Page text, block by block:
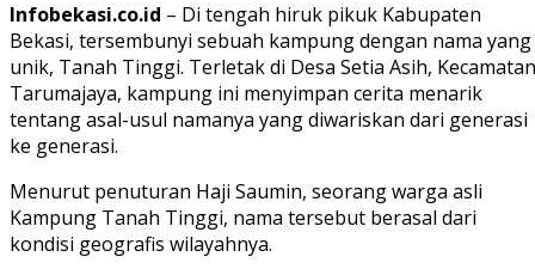
Infobekasi.co.id – Di tengah hiruk pikuk Kabupaten
Bekasi, tersembunyi sebuah kampung dengan nama yang
unik, Tanah Tinggi. Terletak di Desa Setia Asih, Kecamatan
Tarumajaya, kampung ini menyimpan cerita menarik
tentang asal-usul namanya yang diwariskan dari generasi
ke generasi.
Menurut penuturan Haji Saumin, seorang warga asli
Kampung Tanah Tinggi, nama tersebut berasal dari
kondisi geografis wilayahnya.